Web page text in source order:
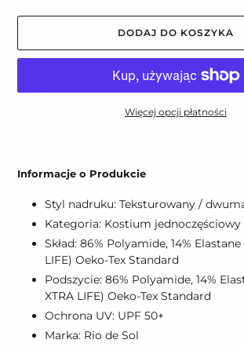
DODAJ DO KOSZYKA
Więcej opcji płatności
do
Informacje o Produkcie
Styl nadruku: Teksturowany /
Kategoria: Kostium jednoczęściowy
Skład: 86% Polyamide, 14% Elastane
LIFE) Oeko-Tex Standard
Podszycie: 86% Polyamide, 14%
XTRA LIFE) Oeko-Tex Standard
Ochrona UV: UPF 50+
Marka: Rio de Sol